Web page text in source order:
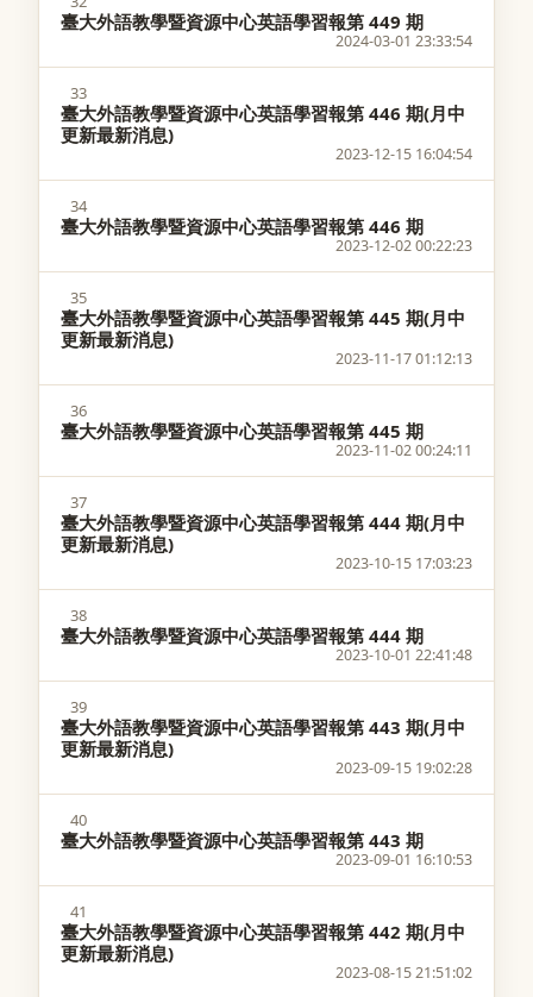
臺大外語教學暨資源中心英語學習報第 449 期
2024-03-01 23:33:54
33
臺大外語教學暨資源中心英語學習報第 446 期(月中
更新最新消息)
2023-12-15 16:04:54
34
臺大外語教學暨資源中心英語學習報第 446 期
2023-12-02 00:22:23
35
臺大外語教學暨資源中心英語學習報第 445 期(月中
更新最新消息)
2023-11-17 01:12:13
36
臺大外語教學暨資源中心英語學習報第 445 期
2023-11-02 00:24:11
37
臺大外語教學暨資源中心英語學習報第 444 期(月中
更新最新消息)
2023-10-15 17:03:23
38
臺大外語教學暨資源中心英語學習報第 444 期
2023-10-01 22:41:48
39
臺大外語教學暨資源中心英語學習報第 443 期(月中
更新最新消息)
2023-09-15 19:02:28
40
臺大外語教學暨資源中心英語學習報第 443 期
2023-09-01 16:10:53
41
臺大外語教學暨資源中心英語學習報第 442 期(月中
更新最新消息)
2023-08-15 21:51:02